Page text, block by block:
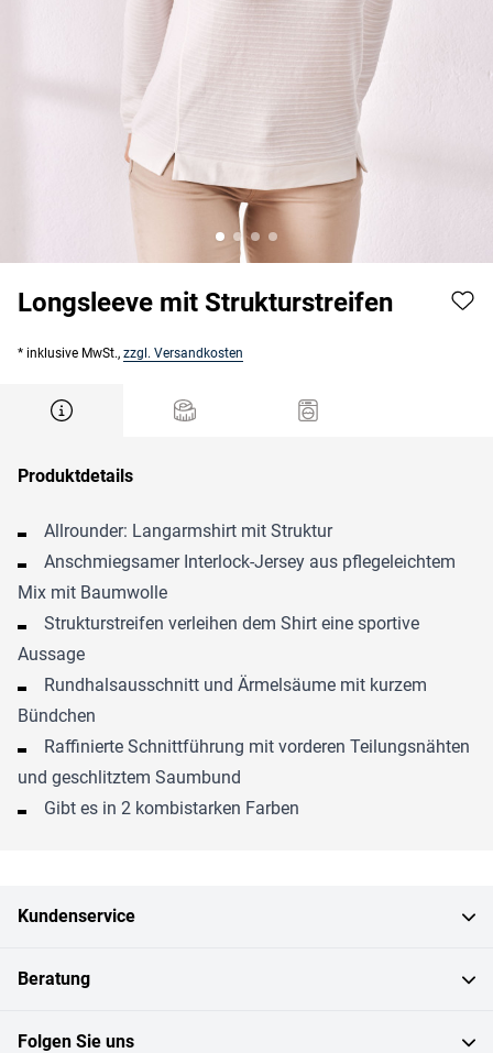
Longsleeve mit Strukturstreifen
* inklusive MwSt., zzgl. Versandkosten
Produktdetails
Allrounder: Langarmshirt mit Struktur
Anschmiegsamer Interlock-Jersey aus pflegeleichtem
Mix mit Baumwolle
Strukturstreifen verleihen dem Shirt eine sportive
Aussage
Rundhalsausschnitt und Ärmelsäume mit kurzem
Bündchen
Raffinierte Schnittführung mit vorderen Teilungsnähten
und geschlitztem Saumbund
Gibt es in 2 kombistarken Farben
Kundenservice
Beratung
Folgen Sie uns